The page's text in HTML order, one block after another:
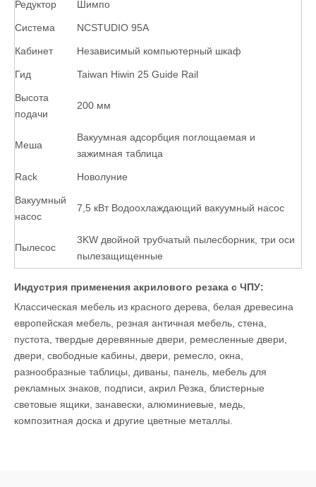
Редуктор Шимпо
Система NCSTUDIO 95A
Кабинет Независимый компьютерный шкаф
Гид Taiwan Hiwin 25 Guide Rail
Высота
подачи
200 мм
Меша
Вакуумная адсорбция поглощаемая и
зажимная таблица
Rack Новолуние
Вакуумный
насос
7,5 кВт Водоохлаждающий вакуумный насос
Пылесос
3KW двойной трубчатый пылесборник, три оси
пылезащищенные
Индустрия применения акрилового резака с ЧПУ:
Классическая мебель из красного дерева, белая древесина
европейская мебель, резная античная мебель, стена,
пустота, твердые деревянные двери, ремесленные двери,
двери, свободные кабины, двери, ремесло, окна,
разнообразные таблицы, диваны, панель, мебель для
рекламных знаков, подписи, акрил Резка, блистерные
световые ящики, занавески, алюминиевые, медь,
композитная доска и другие цветные металлы.